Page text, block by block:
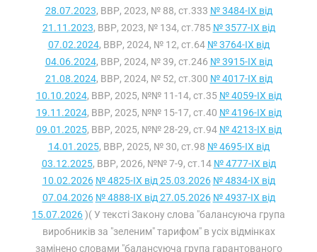
28.07.2023, ВВР, 2023, № 88, ст.333 № 3484-IX від
21.11.2023, ВВР, 2023, № 134, ст.785 № 3577-IX від
07.02.2024, ВВР, 2024, № 12, ст.64 № 3764-IX від
04.06.2024, ВВР, 2024, № 39, ст.246 № 3915-IX від
21.08.2024, ВВР, 2024, № 52, ст.300 № 4017-IX від
10.10.2024, ВВР, 2025, №№ 11-14, ст.35 № 4059-IX від
19.11.2024, ВВР, 2025, №№ 15-17, ст.40 № 4196-IX від
09.01.2025, ВВР, 2025, №№ 28-29, ст.94 № 4213-IX від
14.01.2025, ВВР, 2025, № 30, ст.98 № 4695-IX від
03.12.2025, ВВР, 2026, №№ 7-9, ст.14 № 4777-IX від
10.02.2026 № 4825-IX від 25.03.2026 № 4834-IX від
07.04.2026 № 4888-IX від 27.05.2026 № 4937-IX від
15.07.2026)( У тексті Закону слова "балансуюча група
виробників за "зеленим" тарифом" в усіх відмінках
замінено словами "балансуюча група гарантованого